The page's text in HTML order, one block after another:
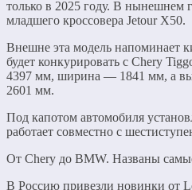
только в 2025 году. В нынешнем
младшего кроссовера Jetour X50.
Внешне эта модель напоминает
будет конкурировать c Chery
4397 мм, ширина — 1841 мм, а
2601 мм.
Под капотом автомобиля
работает совместно с
От Chery до BMW. Названы
В Россию привезли новинки от